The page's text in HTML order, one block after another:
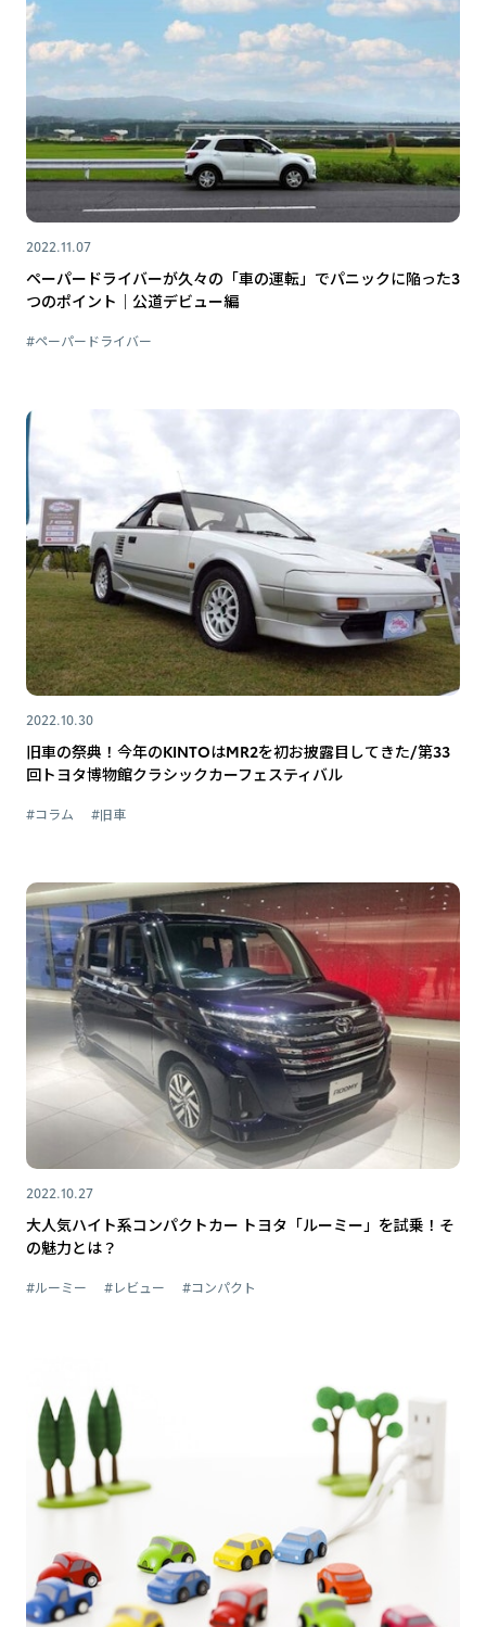
2022.11.07
ペーパードライバーが久々の「車の運転」でパニックに陥った3
つのポイント｜公道デビュー編
#ペーパードライバー
2022.10.30
旧車の祭典！今年のKINTOはMR2を初お披露目してきた/第33
回トヨタ博物館クラシックカーフェスティバル
#コラム #旧車
2022.10.27
大人気ハイト系コンパクトカー トヨタ「ルーミー」を試乗！そ
の魅力とは？
#ルーミー #レビュー #コンパクト